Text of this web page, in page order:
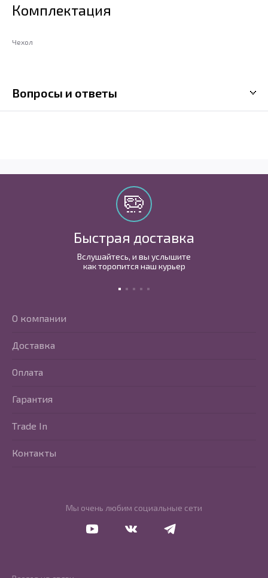
Комплектация
Чехол
Вопросы и ответы
Быстрая доставка
Вслушайтесь, и вы услышите
как торопится наш курьер
Мы очень любим социальные сети
О компании
Доставка
Оплата
Гарантия
Trade In
Контакты